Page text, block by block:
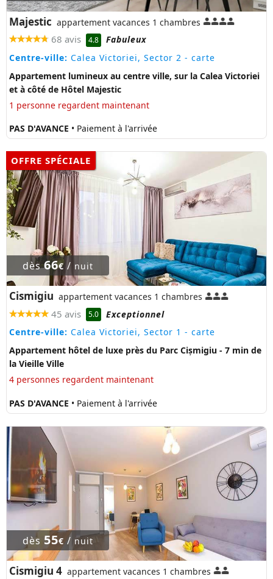
Majestic appartement vacances 1 chambres
68 avis 4.8
Fabuleux
Centre-ville: Calea Victoriei, Sector 2 - carte
Appartement lumineux au centre ville, sur la Calea Victoriei
et à côté de Hôtel Majestic
1 personne regardent maintenant
PAS D'AVANCE • Paiement à l'arrivée
OFFRE SPÉCIALE
dès66€ / nuit
Cismigiu appartement vacances 1 chambres
45 avis 5.0
Exceptionnel
Centre-ville: Calea Victoriei, Sector 1 - carte
Appartement hôtel de luxe près du Parc Cișmigiu - 7 min de
la Vieille Ville
4 personnes regardent maintenant
PAS D'AVANCE • Paiement à l'arrivée
dès 55€ / nuit
Cismigiu 4 appartement vacances 1 chambres